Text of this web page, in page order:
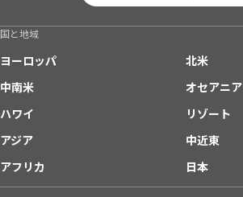
国と地域
ヨーロッパ
北米
中南米
オセアニア
ハワイ
リゾート
アジア
中近東
アフリカ
日本